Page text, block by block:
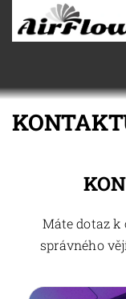
Máte dotaz k
správného